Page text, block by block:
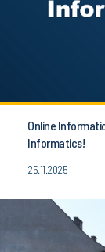
Online
Informatics!
25.11.2025